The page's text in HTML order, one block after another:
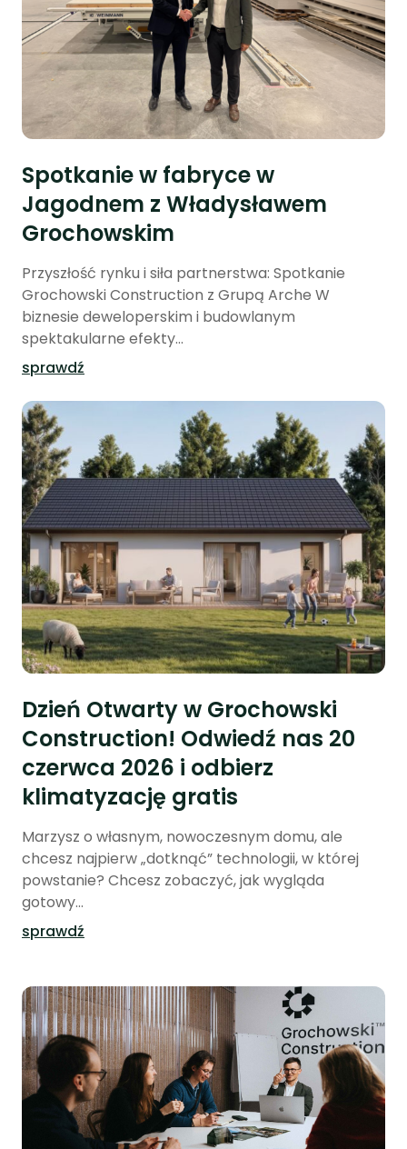
Spotkanie w fabryce w
Jagodnem z Władysławem
Grochowskim
Przyszłość rynku i siła partnerstwa: Spotkanie
Grochowski Construction z Grupą Arche W
biznesie deweloperskim i budowlanym
spektakularne efekty...
sprawdź
Dzień Otwarty w Grochowski
Construction! Odwiedź nas 20
czerwca 2026 i odbierz
klimatyzację gratis
Marzysz o własnym, nowoczesnym domu, ale
chcesz najpierw „dotknąć” technologii, w której
powstanie? Chcesz zobaczyć, jak wygląda
gotowy...
sprawdź